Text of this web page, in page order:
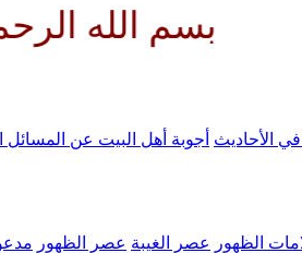
بسم الله
الأحاديث أجوبة أهل البيت عن المسائل
الظهور عصر الغيبة عصر الظهور